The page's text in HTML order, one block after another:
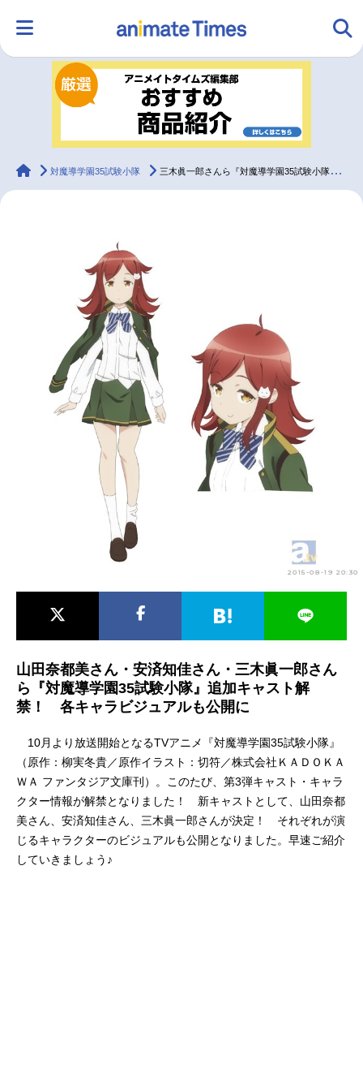
ランキング アニメ
ラジオ みんなの声
配信・Vtuber
最新記事一覧
アニメ記事一覧 声優記事一覧
アニメ映画一覧 実写化映画一覧
今期アニメ曜日別一覧
夏アニメ
男性声優/女性声優一覧
animateTimes
対魔導学園35試験小隊 三木眞一郎さんら『対魔導学園35試験小隊』追加キャスト3名が解禁
2015-08-19 20:30
山田奈都美さん・安済知佳さん・三木眞一郎さん
ら『対魔導学園35試験小隊』追加キャスト解
禁！ 各キャラビジュアルも公開に
10月より放送開始となるTVアニメ『対魔導学園35試験小隊』
（原作：柳実冬貴／原作イラスト：切符／株式会社ＫＡＤＯＫＡ
ＷＡ ファンタジア文庫刊）。このたび、第3弾キャスト・キャラ
クター情報が解禁となりました！ 新キャストとして、山田奈都
美さん、安済知佳さん、三木眞一郎さんが決定！ それぞれが演
じるキャラクターのビジュアルも公開となりました。早速ご紹介
していきましょう♪